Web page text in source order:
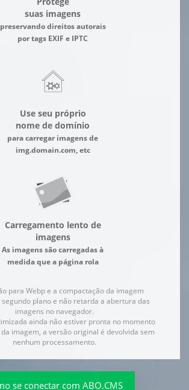
suas imagens
preservando direitos autorais
por tags EXIF e IPTC
Use seu próprio
nome de domínio
para carregar imagens de
img.domain.com, etc
Carregamento lento de
imagens
As imagens são carregadas à
medida que a página rola
para Webp e a compactação da imagem
plano e não retarda a abertura das
imagens no navegador.
ainda não estiver pronta no momento
imagem, a versão original é devolvida sem
nenhum processamento.
se conectar com ABO.CMS